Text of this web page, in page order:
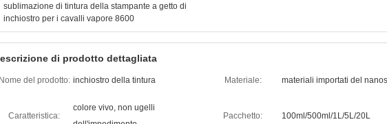
sublimazione di tintura della stampante a getto di
inchiostro per i cavalli vapore 8600
di prodotto dettagliata
del prodotto: inchiostro della tintura Materiale: materiali importati del
Caratteristica:
colore vivo, non ugelli
Pacchetto: 100ml/500ml/1L/5L/20L